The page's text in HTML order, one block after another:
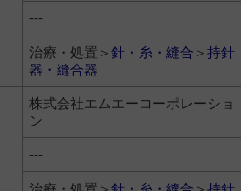
---
治療・処置＞ 針・糸・縫合 ＞ 持針
器・縫合器
株式会社エムエーコーポレーショ
ン
---